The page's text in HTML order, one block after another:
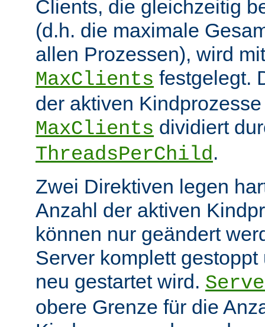
Clients, die gleichzeitig
(d.h. die maximale
allen Prozessen), wird
MaxClients festgelegt.
der aktiven
MaxClients dividiert
ThreadsPerChild.
Zwei Direktiven legen
Anzahl der aktiven
können nur geändert
Server komplett
neu gestartet wird.
obere Grenze für die